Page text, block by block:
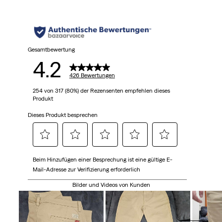
Bewertungen
Gesamtbewertung
4.2 426 Bewertungen
254 von 317 (80%) der Rezensenten empfehlen dieses
Produkt
Dieses Produkt besprechen
Sie
diese
um
den
Artikel
Sie
diese
Option,
um
den
Artikel
Sie
diese
Option,
um
Artikel
Sie
diese
Option,
um
Artikel
Sie
um
den
Artikel
Beim Hinzufügen einer Besprechung ist eine gültige E-
Mail-Adresse zur Verifizierung erforderlich
Bilder und Videos von Kunden